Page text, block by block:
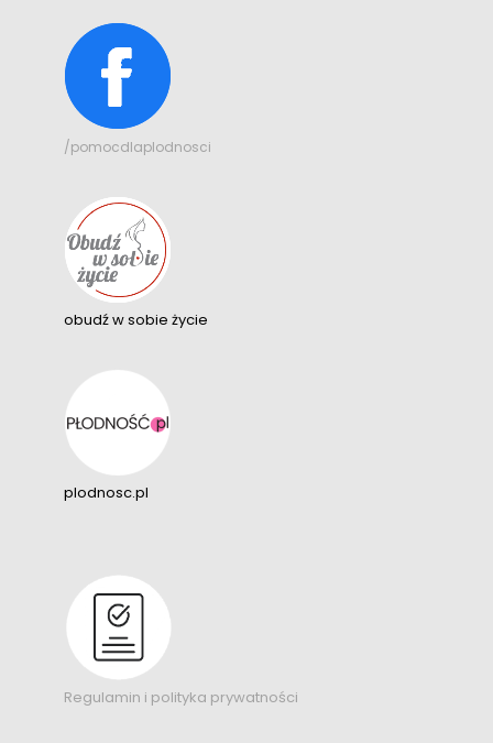
/pomocdlaplodnosci
obudź w sobie życie
plodnosc.pl
Regulamin i polityka prywatności